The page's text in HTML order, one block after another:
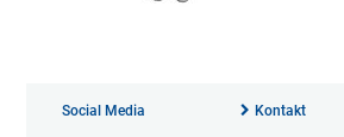
Social Media Kontakt